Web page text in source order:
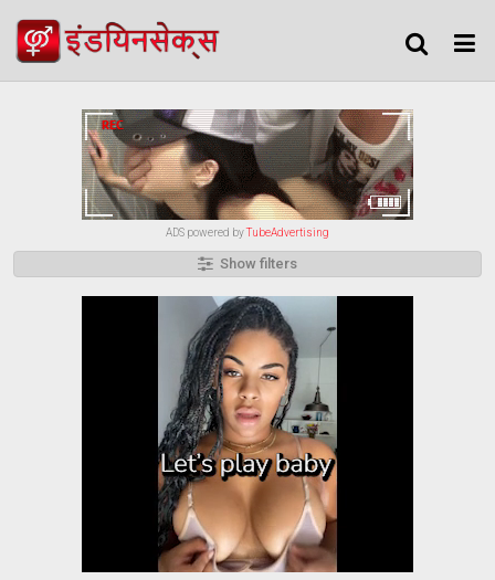
ADS powered byTubeAdvertising
Show filters